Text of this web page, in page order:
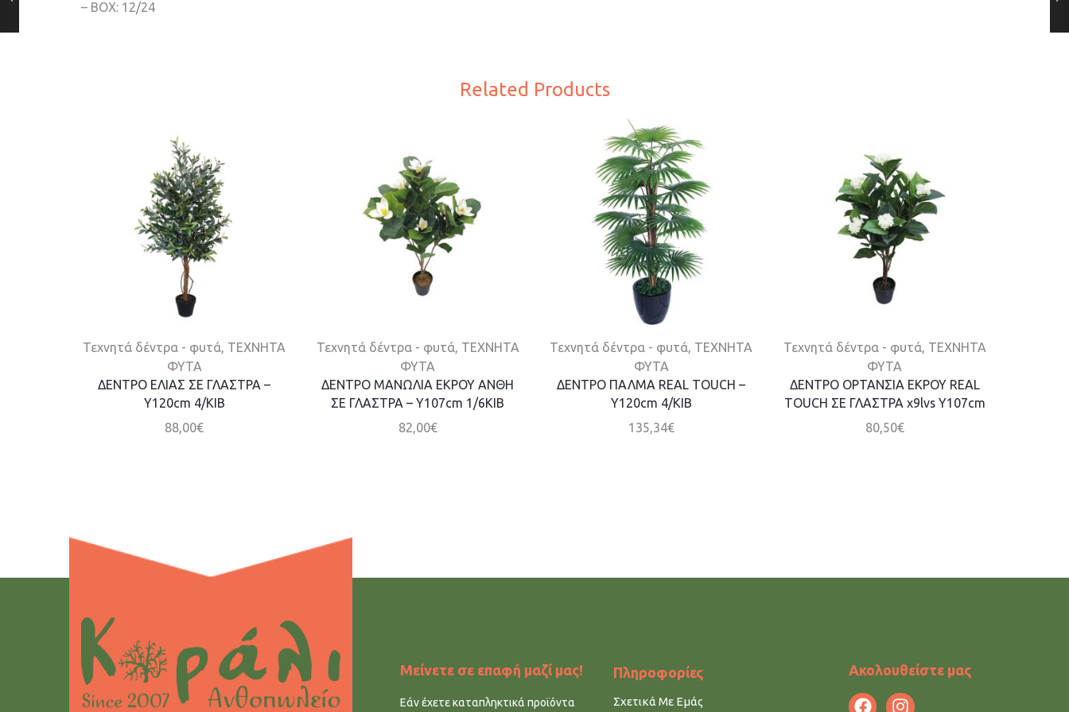
– BOX: 12/24
Related Products
Τεχνητά δέντρα - φυτά, ΤΕΧΝΗΤΑ
ΦΥΤΑ
ΔΕΝΤΡΟ ΕΛΙΑΣ ΣΕ ΓΛΑΣΤΡΑ –
Y120cm 4/ΚΙΒ
88,00€
Τεχνητά δέντρα - φυτά, ΤΕΧΝΗΤΑ
ΦΥΤΑ
ΔΕΝΤΡΟ ΜΑΝΩΛΙΑ ΕΚΡΟΥ ΑΝΘΗ
ΣΕ ΓΛΑΣΤΡΑ – Y107cm 1/6KIB
82,00€
Τεχνητά δέντρα - φυτά, ΤΕΧΝΗΤΑ
ΦΥΤΑ
ΔΕΝΤΡΟ ΠΑΛΜΑ REAL TOUCH –
Y120cm 4/ΚΙΒ
135,34€
Τεχνητά δέντρα - φυτά, ΤΕΧΝΗΤΑ
ΦΥΤΑ
ΔΕΝΤΡΟ ΟΡΤΑΝΣΙΑ ΕΚΡΟΥ REAL
TOUCH ΣΕ ΓΛΑΣΤΡΑ x9lvs Y107cm
80,50€
Μείνετε σε επαφή μαζί μας!
Εάν έχετε καταπληκτικά προϊόντα
Πληροφορίες
Σχετικά Με Εμάς
Ακολουθείστε μας